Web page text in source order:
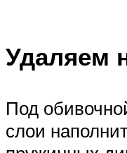
Удаляем
Под
слои